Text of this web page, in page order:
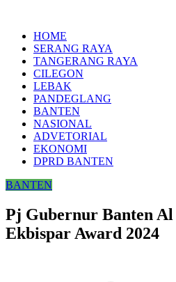
HOME
SERANG RAYA
TANGERANG RAYA
CILEGON
LEBAK
PANDEGLANG
BANTEN
NASIONAL
ADVETORIAL
EKONOMI
DPRD BANTEN
BANTEN
Pj Gubernur Banten
Ekbispar Award 2024